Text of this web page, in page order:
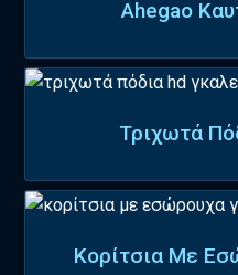
Ahegao
Τριχωτά
Κορίτσια Με